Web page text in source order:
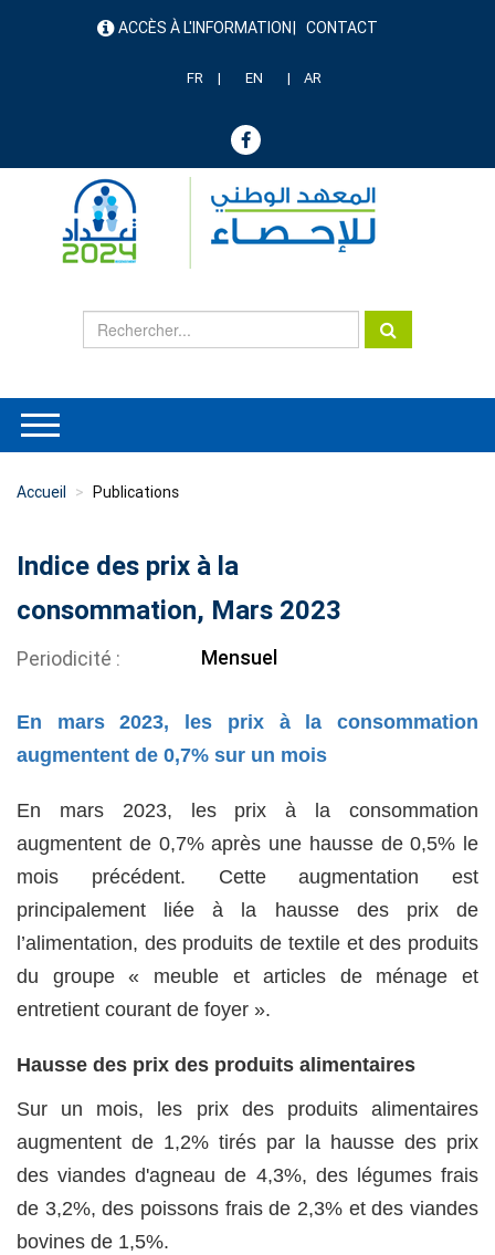
menu ACCÈS À L'INFORMATION CONTACT
FR EN AR
Accueil Publications
Indice des prix à la
consommation, Mars 2023
Periodicité Mensuel
En mars 2023, les prix à la consommation
augmentent de 0,7% sur un mois
En mars 2023, les prix à la consommation
augmentent de 0,7% après une hausse de 0,5% le
mois précédent. Cette augmentation est
principalement liée à la hausse des prix de
l’alimentation, des produits de textile et des produits
du groupe « meuble et articles de ménage et
entretient courant de foyer ».
Hausse des prix des produits alimentaires
Sur un mois, les prix des produits alimentaires
augmentent de 1,2% tirés par la hausse des prix
des viandes d'agneau de 4,3%, des légumes frais
de 3,2%, des poissons frais de 2,3% et des viandes
bovines de 1,5%.